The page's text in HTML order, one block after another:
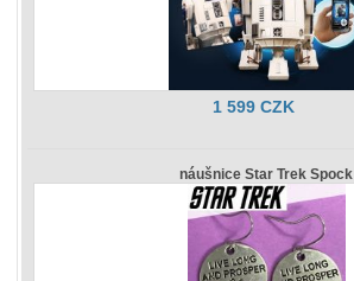
1 599 CZK
náušnice Star Trek Spock